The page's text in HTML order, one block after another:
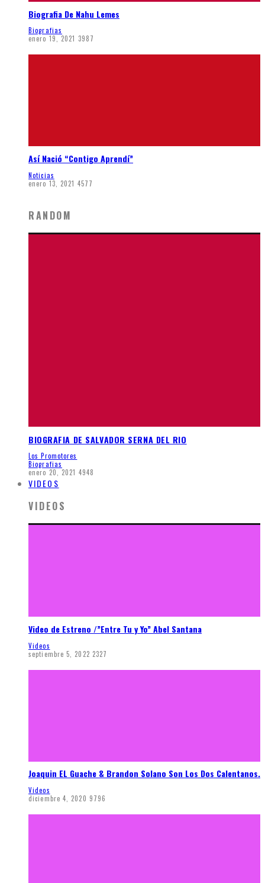
Biografia De Nahu Lemes
Biografias
enero 19, 2021 3987
Así Nació “Contigo Aprendí”
Noticias
enero 13, 2021 4577
RANDOM
BIOGRAFIA DE SALVADOR SERNA DEL RIO
Los Promotores
Biografias
enero 20, 2021 4948
VIDEOS
VIDEOS
Video de Estreno /”Entre Tu y Yo” Abel Santana
Videos
septiembre 5, 2022 2327
Joaquin EL Guache & Brandon Solano Son Los Dos Calentanos.
Videos
diciembre 4, 2020 9796